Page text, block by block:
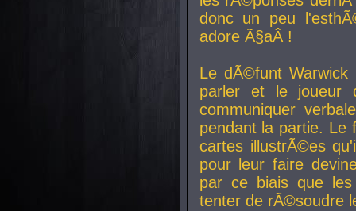
donc un peu
adore Ã§aÂ !
Le dÃ©funt Warwick
parler et le joueur
communiquer
pendant la partie. Le
cartes illustrÃ©es
pour leur faire
par ce biais que
tenter de rÃ©soudre